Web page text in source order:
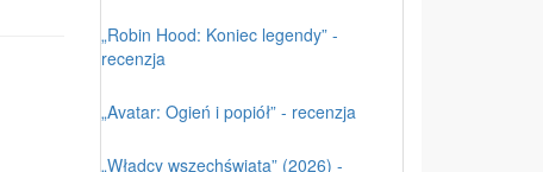
„Robin Hood: Koniec legendy” -
recenzja
„Avatar: Ogień i popiół” - recenzja
„Władcy wszechświata” (2026) -